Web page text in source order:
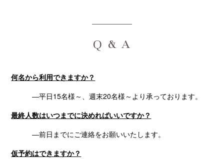
Q & A
何名から利用できますか？
―平日15名様～、週末20名様～より承っております。
最終人数はいつまでに決めればいいですか？
―前日までにご連絡をお願いいたします。
仮予約はできますか？